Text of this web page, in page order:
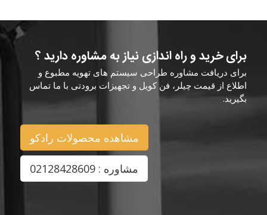
برای خرید و راه اندازی نیاز به مشاوره دارید ؟
برای دریافت مشاوره طراحی سیستم های تهویه مطبوع و
اطلاع از قیمت چیلر، فن کویل و تجهیزات برودتی با ما تماس
بگیرید.
مشاهده محصولات رادکو
مشاوره : 02128428609